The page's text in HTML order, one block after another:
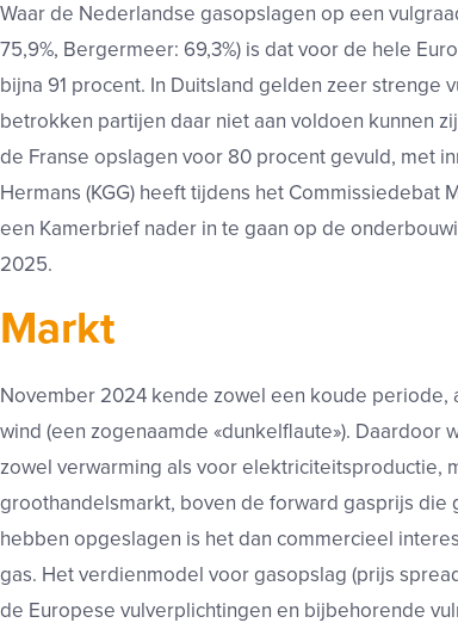
Waar de Nederlandse gasopslagen op een
75,9%, Bergermeer: 69,3%) is dat voor de hele
bijna 91 procent. In Duitsland gelden zeer strenge
betrokken partijen daar niet aan voldoen kunnen
de Franse opslagen voor 80 procent gevuld, met
Hermans (KGG) heeft tijdens het
een Kamerbrief nader in te gaan op de
2025.
Markt
November 2024 kende zowel een koude periode,
wind (een zogenaamde «dunkelflaute»). Daardoor
zowel verwarming als voor elektriciteitsproductie,
groothandelsmarkt, boven de forward gasprijs
hebben opgeslagen is het dan commercieel
gas. Het verdienmodel voor gasopslag (prijs
de Europese vulverplichtingen en bijbehorende